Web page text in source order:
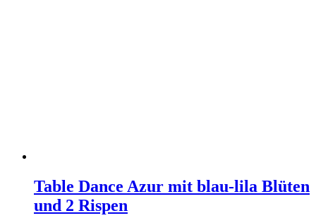
Table Dance Azur mit blau-lila Blüten
und 2 Rispen